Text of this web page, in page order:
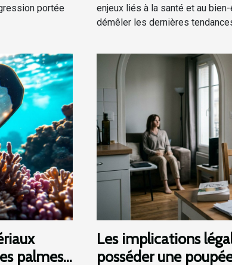
portée
enjeux liés à la santé et au
démêler les dernières
palmes
Les implications
posséder une